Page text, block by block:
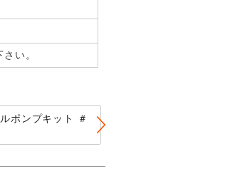
い。
ポンプキット ＃